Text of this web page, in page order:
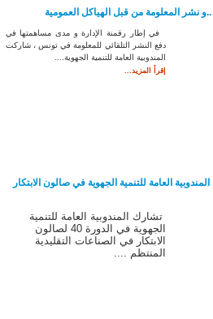
..و نشر المعلومة من قبل الهياكل العمومية
في إطار رقمنة الإدارة و مدى مساهمتها في
دفع النشر التلقائي للمعلومة في تونس ، شاركت
المندوبية العامة للتنمية الجهوية....
إقرأ المزيد...
العامة للتنمية الجهوية في صالون الابتكار
تشارك المندوبية العامة للتنمية
الجهوية في الدورة 40 لصالون
الابتكار في الصناعات التقليدية
المنتظم ....